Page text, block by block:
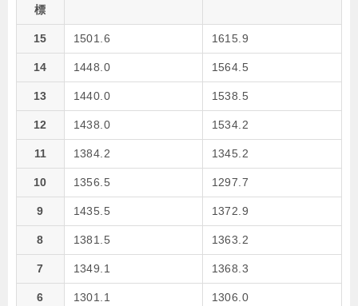
標
15 1501.6 1615.9
14 1448.0 1564.5
13 1440.0 1538.5
12 1438.0 1534.2
11 1384.2 1345.2
10 1356.5 1297.7
9 1435.5 1372.9
8 1381.5 1363.2
7 1349.1 1368.3
6 1301.1 1306.0